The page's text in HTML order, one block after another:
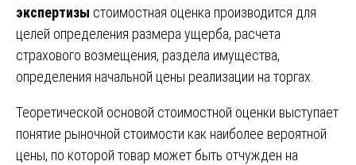
экспертизы стоимостная оценка производится для
целей определения размера ущерба, расчета
страхового возмещения, раздела имущества,
определения начальной цены реализации на торгах.
Теоретической основой стоимостной оценки выступает
понятие рыночной стоимости как наиболее вероятной
цены, по которой товар может быть отчужден на